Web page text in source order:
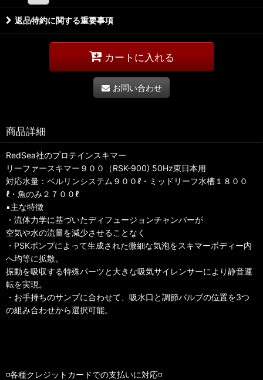
返品特約に関する重要事項
カートに入れる
お問い合わせ
商品詳細
RedSea社のプロテインスキマー
リーファースキマー９００（RSK-900) 50Hz東日本用
対応水量：ベルリンシステム９００ℓ・ミッドリーフ水槽１８００
ℓ・魚のみ２７００ℓ
▪️主な特徴
・流体力学に基づいたディフュージョンチャンバーが
空気や水の流量を減少させることなく
・PSKポンプによって生成された微細な気泡をスキマーボディー内
へ均等に拡散。
振動を吸収する特殊パーツと大きな吸気サイレンサーにより静音運
転を実現。
・お手持ちのサンプに合わせて、吸水口と調節バルブの位置を3つ
の組み合わせから選択可能。
◽️各種クレジットカードでの支払いに対応◽️